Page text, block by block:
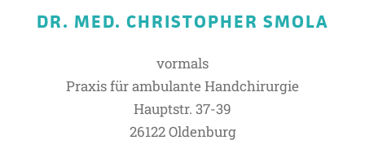
DR. MED. CHRISTOPHER SMOLA
vormals
Praxis für ambulante Handchirurgie
Hauptstr. 37-39
26122 Oldenburg